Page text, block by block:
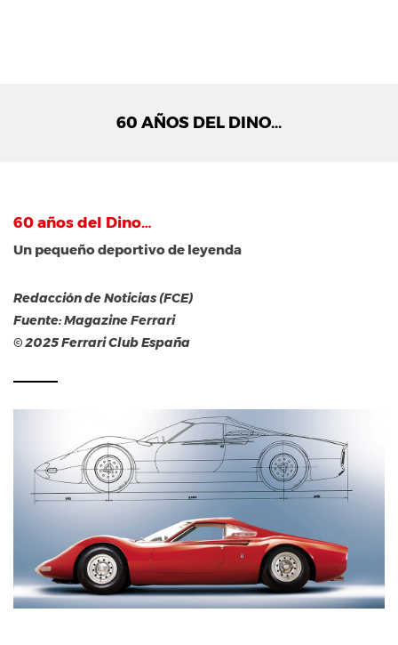
60 AÑOS DEL DINO…
60 años del Dino…
Un pequeño deportivo de leyenda
Redacción de Noticias (FCE)
Fuente: Magazine Ferrari
© 2025 Ferrari Club España